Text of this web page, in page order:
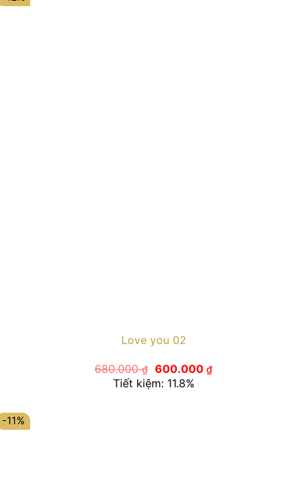
Love you 02
680.000₫ Giá
gốc
là:
600.000 ₫Giá
hiện
Tiết kiệm: 11.8%
-11%